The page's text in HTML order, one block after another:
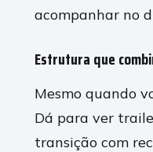
acompanhar no
Estrutura que
Mesmo quando
Dá para ver
transição com